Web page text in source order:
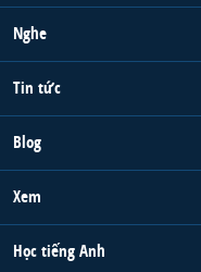
Nghe
Tin tức
Blog
Xem
Học tiếng Anh